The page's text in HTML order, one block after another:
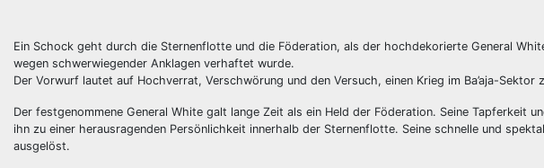
Ein Schock geht durch die Sternenflotte und die Föderation, als der hochdekorierte General
wegen schwerwiegender Anklagen verhaftet wurde.
Der Vorwurf lautet auf Hochverrat, Verschwörung und den Versuch, einen Krieg im Ba’aja-Sektor
Der festgenommene General White galt lange Zeit als ein Held der Föderation. Seine Tapferkeit
ihn zu einer herausragenden Persönlichkeit innerhalb der Sternenflotte. Seine schnelle und
ausgelöst.